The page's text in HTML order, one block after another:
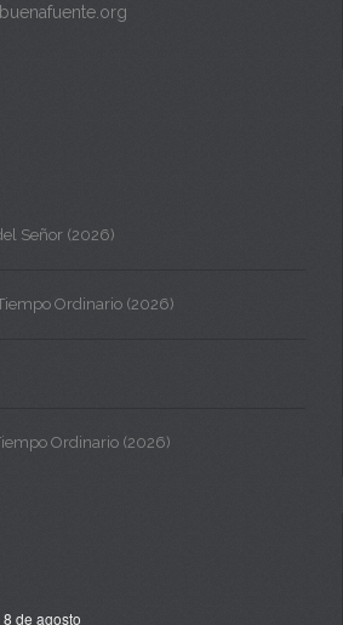
Señor (2026)
Ordinario (2026)
Ordinario (2026)
8 de agosto